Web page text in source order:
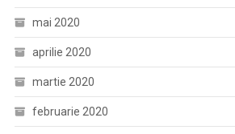
mai 2020
aprilie 2020
martie 2020
februarie 2020